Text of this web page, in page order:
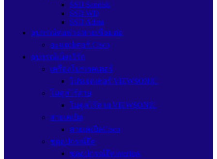
SSD Sandisk
SSD WD
SSD Adata
อุปกรณ์ต่อพ่วง/สายเชื่อมต่อ
อะแดปเตอร์ Cisco
อุปกรณ์เน็ตเวิร์ก
เครื่องโปรเจคเตอร์
โปรเจคเตอร์ VIEWSONIC
โมดูลไร้สาย
โมดูลไร้สาย VIEWSONIC
สายเคเบิล
สายเคเบิลCisco
ชุดอุปกรณ์ยึด
ชุดอุปกรณ์ยึดInterlink